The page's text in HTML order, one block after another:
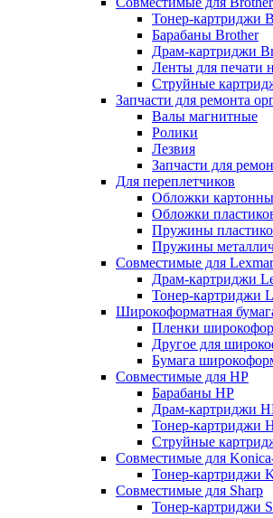
Тонер-картриджи
Барабаны Brother
Драм-картриджи
Ленты для печати
Струйные
Запчасти для ремонта
Валы магнитные
Ролики
Лезвия
Запчасти для
Для переплетчиков
Обложки
Обложки
Пружины
Пружины
Совместимые для
Драм-картриджи
Тонер-картриджи
Широкоформатная
Пленки
Другое для
Бумага
Совместимые для HP
Барабаны HP
Драм-картриджи
Тонер-картриджи
Струйные
Совместимые для
Тонер-картриджи
Совместимые для Sharp
Тонер-картриджи